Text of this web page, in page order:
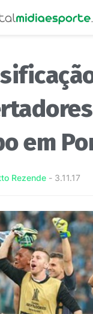
em
Rezende - 3.11.17